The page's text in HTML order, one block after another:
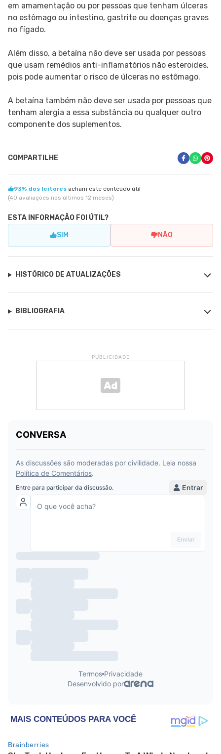
em amamentação ou por pessoas que tenham úlceras
no estômago ou intestino, gastrite ou doenças graves
no fígado.
Além disso, a betaína não deve ser usada por pessoas
que usam remédios anti-inflamatórios não esteroides,
pois pode aumentar o risco de úlceras no estômago.
A betaína também não deve ser usada por pessoas que
tenham alergia a essa substância ou qualquer outro
componente dos suplementos.
COMPARTILHE
93% dos leitores acham este conteúdo útil
(40 avaliações nos últimos 12 meses)
ESTA INFORMAÇÃO FOI ÚTIL?
SIM NÃO
HISTÓRICO DE ATUALIZAÇÕES
BIBLIOGRAFIA
PUBLICIDADE